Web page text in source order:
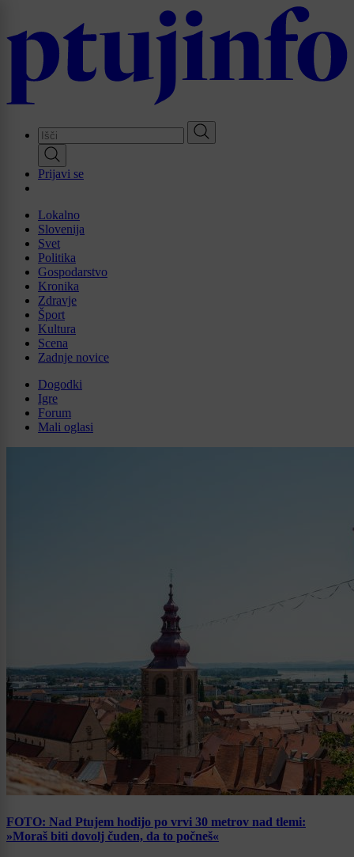
main
Prijavi se
Lokalno
Slovenija
Svet
Politika
Gospodarstvo
Kronika
Zdravje
Šport
Kultura
Scena
Zadnje novice
Dogodki
Igre
Forum
Mali oglasi
FOTO: Nad Ptujem hodijo po vrvi 30 metrov nad tlemi:
»Moraš biti dovolj čuden, da to počneš«